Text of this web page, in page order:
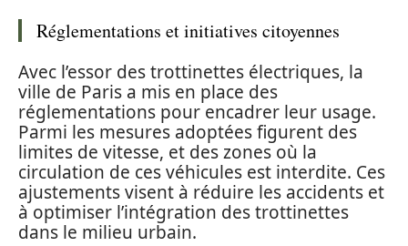
Réglementations et initiatives citoyennes
Avec l’essor des trottinettes électriques, la
ville de Paris a mis en place des
réglementations pour encadrer leur usage.
Parmi les mesures adoptées figurent des
limites de vitesse, et des zones où la
circulation de ces véhicules est interdite. Ces
ajustements visent à réduire les accidents et
à optimiser l’intégration des trottinettes
dans le milieu urbain.